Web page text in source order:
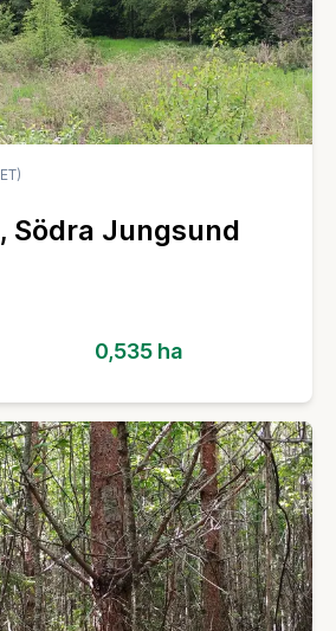
Södra Jungsund
0,535 ha